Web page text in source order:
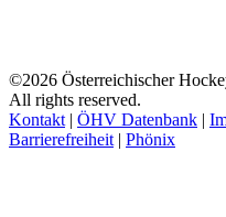
©2026 Österreichischer
All rights reserved.
Kontakt | ÖHV Datenbank |
Barrierefreiheit | Phönix